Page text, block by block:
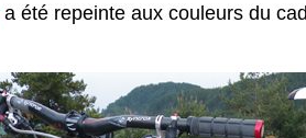
a été repeinte aux couleurs du